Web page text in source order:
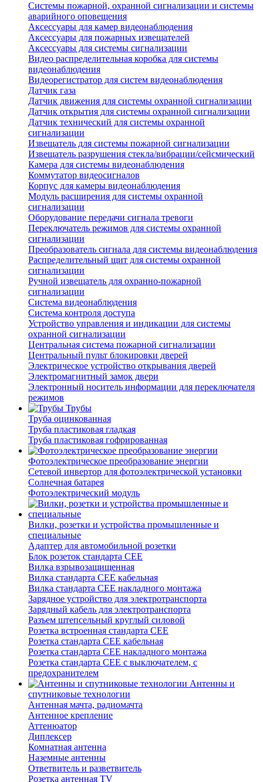
Системы пожарной, охранной сигнализации и системы
аварийного оповещения
Аксессуары для камер видеонаблюдения
Аксессуары для пожарных извещателей
Аксессуары для системы сигнализации
Видео распределительная коробка для системы
видеонаблюдения
Видеорегистратор для систем видеонаблюдения
Датчик газа
Датчик движения для системы охранной сигнализации
Датчик открытия для системы охранной сигнализации
Датчик технический для системы охранной
сигнализации
Извещатель для системы пожарной сигнализации
Извещатель разрушения стекла/вибрации/сейсмический
Камера для системы видеонаблюдения
Коммутатор видеосигналов
Корпус для камеры видеонаблюдения
Модуль расширения для системы охранной
сигнализации
Оборудование передачи сигнала тревоги
Переключатель режимов для системы охранной
сигнализации
Преобразователь сигнала для системы видеонаблюдения
Распределительный щит для системы охранной
сигнализации
Ручной извещатель для охранно-пожарной
сигнализации
Система видеонаблюдения
Система контроля доступа
Устройство управления и индикации для системы
охранной сигнализации
Центральная система пожарной сигнализации
Центральный пульт блокировки дверей
Электрическое устройство открывания дверей
Электромагнитный замок двери
Электронный носитель информации для переключателя
режимов
Трубы
Труба оцинкованная
Труба пластиковая гладкая
Труба пластиковая гофрированная
Фотоэлектрическое преобразование энергии
Сетевой инвертор для фотоэлектрической установки
Солнечная батарея
Фотоэлектрический модуль
Вилки, розетки и устройства промышленные и
специальные
Адаптер для автомобильной розетки
Блок розеток стандарта CEE
Вилка взрывозащищенная
Вилка стандарта CEE кабельная
Вилка стандарта CEE накладного монтажа
Зарядное устройство для электротранспорта
Зарядный кабель для электротранспорта
Разъем штепсельный круглый силовой
Розетка встроенная стандарта CEE
Розетка стандарта СЕЕ кабельная
Розетка стандарта СЕЕ накладного монтажа
Розетка стандарта СЕЕ с выключателем, с
предохранителем
Антенны и
спутниковые технологии
Антенная мачта, радиомачта
Антенное крепление
Аттенюатор
Диплексер
Комнатная антенна
Наземные антенны
Ответвитель и разветвитель
Розетка антенная TV